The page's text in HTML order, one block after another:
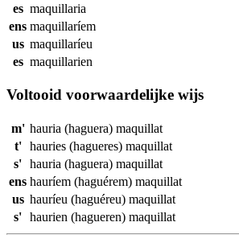
es maquillaria
ens maquillaríem
us maquillaríeu
es maquillarien
Voltooid voorwaardelijke wijs
m' hauria (haguera) maquillat
t'
hauries (hagueres) maquillat
s' hauria (haguera) maquillat
ens hauríem (haguérem) maquillat
us hauríeu (haguéreu) maquillat
s' haurien (hagueren) maquillat